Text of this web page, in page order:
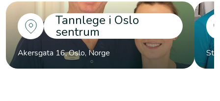
Tannlege i Oslo
sentrum
Akersgata 16, Oslo, Norge